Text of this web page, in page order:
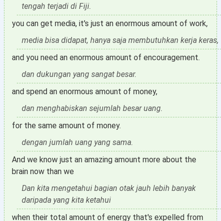
tengah terjadi di Fiji.
you can get media, it's just an enormous amount of work,
media bisa didapat, hanya saja membutuhkan kerja keras,
and you need an enormous amount of encouragement.
dan dukungan yang sangat besar.
and spend an enormous amount of money,
dan menghabiskan sejumlah besar uang.
for the same amount of money.
dengan jumlah uang yang sama.
And we know just an amazing amount more about the
brain now than we
Dan kita mengetahui bagian otak jauh lebih banyak
daripada yang kita ketahui
when their total amount of energy that's expelled from